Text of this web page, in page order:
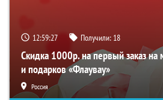
12:59:26 Получили: 18
Скидка 1000р. на первый заказ на
и подарков «Флаувау»
Россия